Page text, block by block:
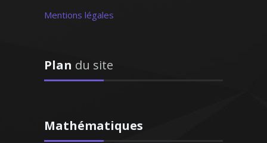
Mentions légales
Plan du site
Mathématiques